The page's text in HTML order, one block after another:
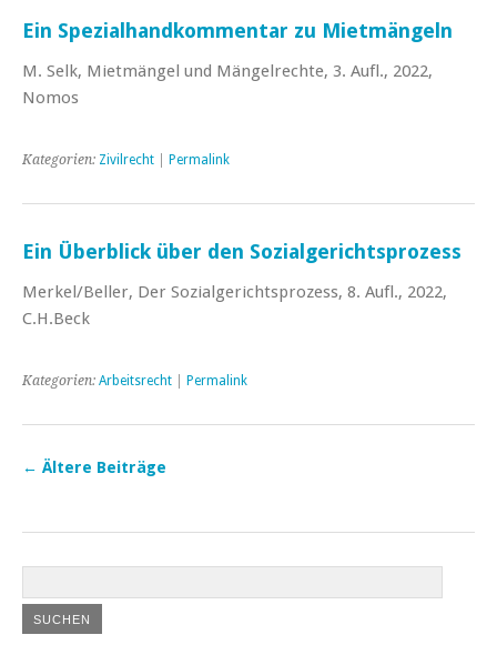
Ein Spezialhandkommentar zu Mietmängeln
M. Selk, Mietmängel und Mängelrechte, 3. Aufl., 2022,
Nomos
Kategorien: Zivilrecht Permalink
Ein Überblick über den Sozialgerichtsprozess
Merkel/Beller, Der Sozialgerichtsprozess, 8. Aufl., 2022,
C.H.Beck
Kategorien: Arbeitsrecht Permalink
← Ältere Beiträge